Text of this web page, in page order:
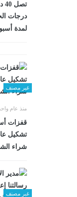
درجات
لمدة
غير مصنف
منذ عام
قفزات
تشكيل
شراء
غير مصنف